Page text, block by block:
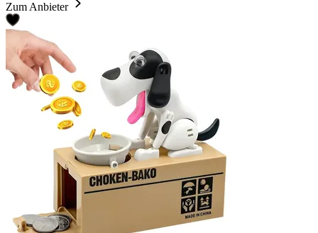
Zum Anbieter